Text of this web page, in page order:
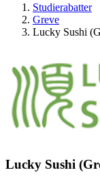
Studierabatter
Greve
Lucky Sushi
Lucky Sushi